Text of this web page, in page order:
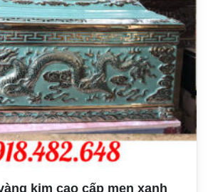
kim cao cấp men xanh